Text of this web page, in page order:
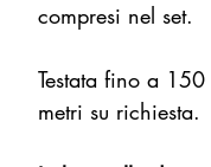
compresi nel set.
Testata fino a
metri su richiesta.